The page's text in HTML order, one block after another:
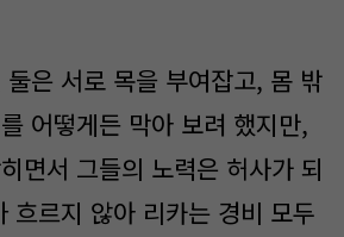
은 서로 목을 부여잡고, 몸 밖
어떻게든 막아 보려 했지만,
면서 그들의 노력은 허사가 되
흐르지 않아 리카는 경비 모두